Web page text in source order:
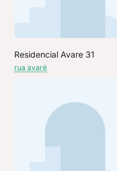
Residencial Avare 31
rua avaré